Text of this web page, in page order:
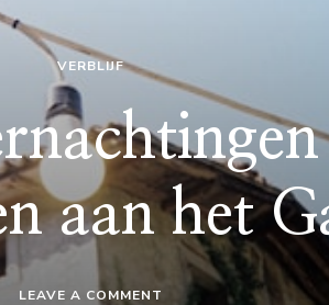
VERBLIJF
aan het
LEAVE A COMMENT